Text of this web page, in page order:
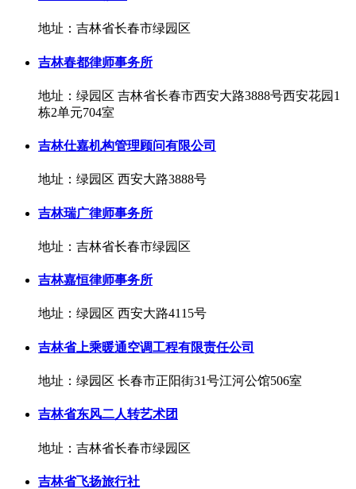
地址：吉林省长春市绿园区
吉林春都律师事务所
地址：绿园区 吉林省长春市西安大路3888号西安花园1
栋2单元704室
吉林仕嘉机构管理顾问有限公司
地址：绿园区 西安大路3888号
吉林瑞广律师事务所
地址：吉林省长春市绿园区
吉林嘉恒律师事务所
地址：绿园区 西安大路4115号
吉林省上乘暖通空调工程有限责任公司
地址：绿园区 长春市正阳街31号江河公馆506室
吉林省东风二人转艺术团
地址：吉林省长春市绿园区
吉林省飞扬旅行社